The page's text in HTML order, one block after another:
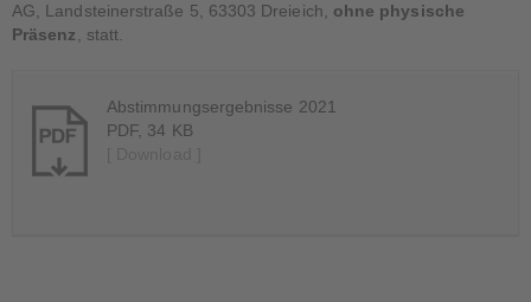
AG, Landsteinerstraße 5, 63303 Dreieich, ohne physische
Präsenz, statt.
Abstimmungsergebnisse 2021
PDF, 34 KB